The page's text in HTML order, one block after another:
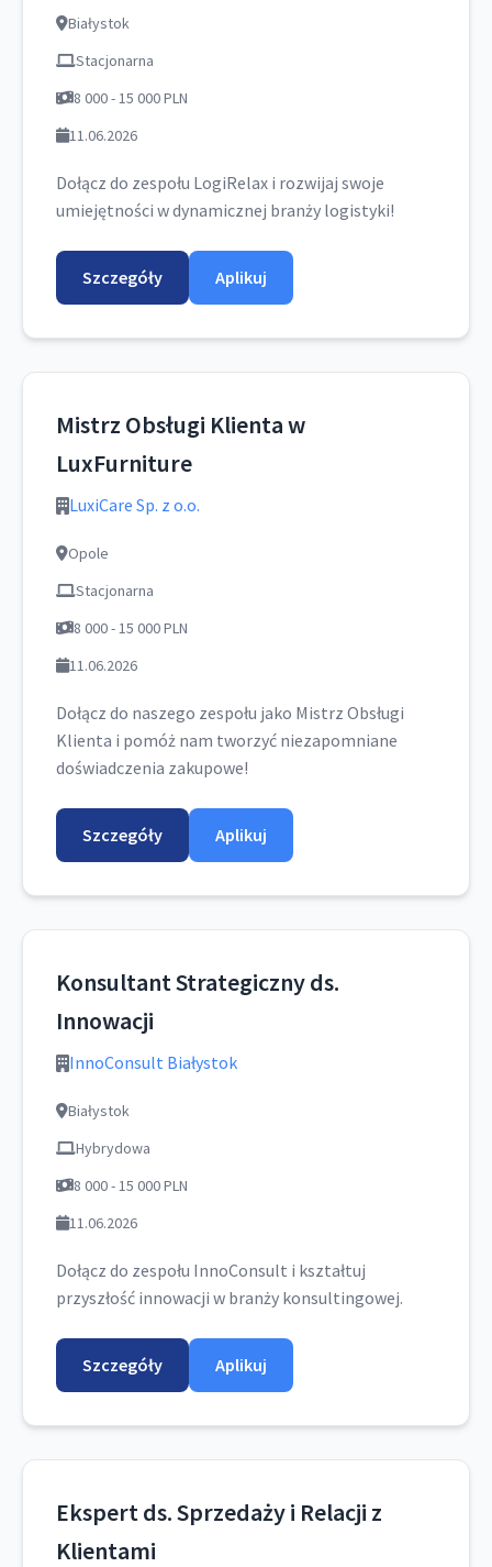
Białystok
Stacjonarna
8 000 - 15 000 PLN
11.06.2026
Dołącz do zespołu LogiRelax i rozwijaj swoje
umiejętności w dynamicznej branży logistyki!
Szczegóły Aplikuj
Mistrz Obsługi Klienta w
LuxFurniture
LuxiCare Sp. z o.o.
Opole
Stacjonarna
8 000 - 15 000 PLN
11.06.2026
Dołącz do naszego zespołu jako Mistrz Obsługi
Klienta i pomóż nam tworzyć niezapomniane
doświadczenia zakupowe!
Szczegóły Aplikuj
Konsultant Strategiczny ds.
Innowacji
InnoConsult Białystok
Białystok
Hybrydowa
8 000 - 15 000 PLN
11.06.2026
Dołącz do zespołu InnoConsult i kształtuj
przyszłość innowacji w branży konsultingowej.
Szczegóły Aplikuj
Ekspert ds. Sprzedaży i Relacji z
Klientami